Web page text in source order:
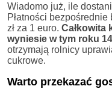
Wiadomo już, ile
Płatności
zł za 1 euro. Całkowita
wyniesie w tym roku
otrzymają rolnicy
cukrowe.
Warto przekazać